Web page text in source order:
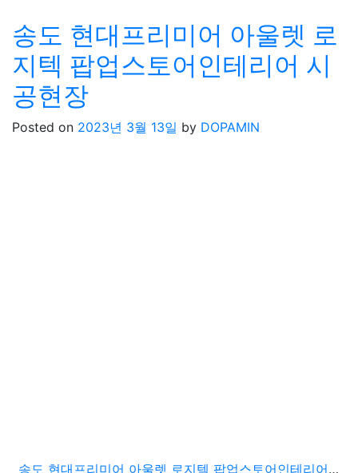
송도 현대프리미어 아울렛 로
지텍 팝업스토어인테리어 시
공현장
Posted on 2023년 3월 13일 by DOPAMIN
송도 현대프리미어 아울렛 로지텍 팝업스토어인테리어 시공현장